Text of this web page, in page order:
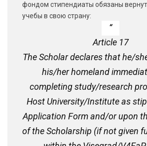
фондом стипендиаты обязаны
учебы в свою страну:
Article 17
The Scholar declares that he/
his/her homeland
completing study/research
Host University/Institute as
Application Form and/or upon
of the Scholarship (if not given